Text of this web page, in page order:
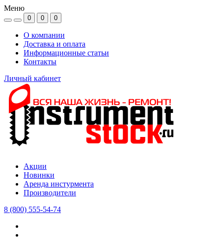
Меню
0 0 0
О компании
Доставка и оплата
Информационные статьи
Контакты
Личный кабинет
Акции
Новинки
Аренда инстурмента
Производители
8 (800) 555-54-74